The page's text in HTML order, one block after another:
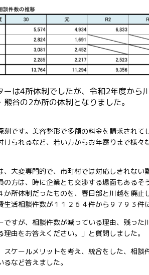
ーは4所体制でしたが、令和2年度から
熊谷の2か所の体制となりました。
刻です。美容整形で多額の料金を請求されて
けられるなど、若い方からお年寄りまで様々
大変専門的で、市町村では対応しきれない
の方は、時に企業とも交渉する場面もあるそ
か所体制だったものを、春日部と川越を廃止
生活相談件数が１１２６４件から９７９３件
ですが、相談件数が減っている理由、残った
由をお答えください。」と質問しました。
スケールメリットを考え、統合をした、相談
など答えました。